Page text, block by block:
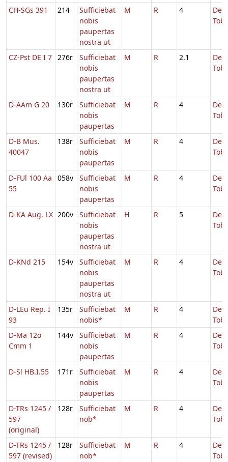
CH-SGs 391 214
Sufficiebat
nobis
paupertas
nostra ut
M R 4
De
CZ-Pst DE I 7 276r
Sufficiebat
nobis
paupertas
nostra ut
M R 2.1
De
D-AAm G 20 130r
Sufficiebat
nobis
paupertas
M R 4
De
D-B Mus.
40047
138r
Sufficiebat
nobis
paupertas
M R 4
De
D-FUl 100 Aa
55
058v
Sufficiebat
nobis
paupertas
M R 4
De
D-KA Aug. LX 200v
Sufficiebat
nobis
paupertas
nostra ut
H R 5
De
D-KNd 215 154v
Sufficiebat
nobis
paupertas
nostra ut
M R 4
De
D-LEu Rep. I
93
135r
Sufficiebat
nobis*
M R 4
De
D-Ma 12o
Cmm 1
144v
Sufficiebat
nobis
paupertas
M R 4
De
D-Sl HB.I.55 171r
Sufficiebat
nobis
paupertas
M R 4
De
D-TRs 1245 /
597
(original)
128r
Sufficiebat
nob*
M R 4
De
D-TRs 1245 /
597 (revised)
128r
Sufficiebat
nob*
M R 4
De